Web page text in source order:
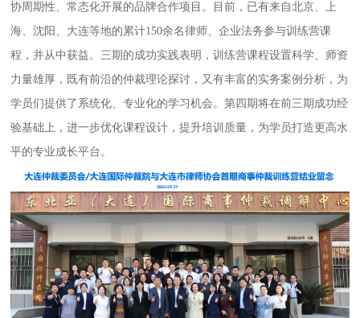
协周期性、常态化开展的品牌合作项目。目前，已有来自北京、上
海、沈阳、大连等地的累计150余名律师、企业法务参与训练营课
程，并从中获益。三期的成功实践表明，训练营课程设置科学、师资
力量雄厚，既有前沿的仲裁理论探讨，又有丰富的实务案例分析，为
学员们提供了系统化、专业化的学习机会。第四期将在前三期成功经
验基础上，进一步优化课程设计，提升培训质量，为学员打造更高水
平的专业成长平台。